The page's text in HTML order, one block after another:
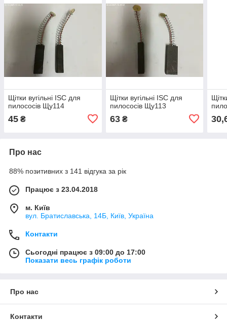
Щітки вугільні ISC для
пилососів Щу114
45 ₴
Щітки вугільні ISC для
пилососів Щу113
63₴
Про нас
88% позитивних з 141 відгука за рік
Працює з 23.04.2018
м. Київ
вул. Братиславська, 14Б, Київ, Україна
Контакти
Сьогодні працює з 09:00 до 17:00
Показати весь графік роботи
Про нас
Контакти